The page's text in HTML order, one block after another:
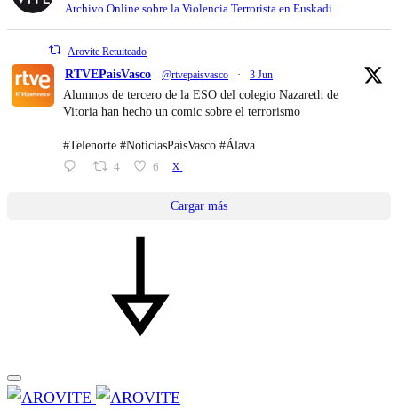
Archivo Online sobre la Violencia Terrorista en Euskadi
Arovite Retuiteado
RTVEPaisVasco @rtvepaisvasco · 3 Jun
Alumnos de tercero de la ESO del colegio Nazareth de
Vitoria han hecho un comic sobre el terrorismo
#Telenorte #NoticiasPaísVasco #Álava
4 6 X
Cargar más